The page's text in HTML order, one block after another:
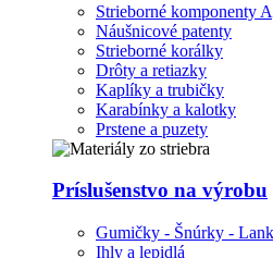
Strieborné komponenty
Náušnicové patenty
Strieborné korálky
Drôty a retiazky
Kaplíky a trubičky
Karabínky a kalotky
Prstene a puzety
Príslušenstvo na výrobu
Gumičky - Šnúrky -
Ihly a lepidlá